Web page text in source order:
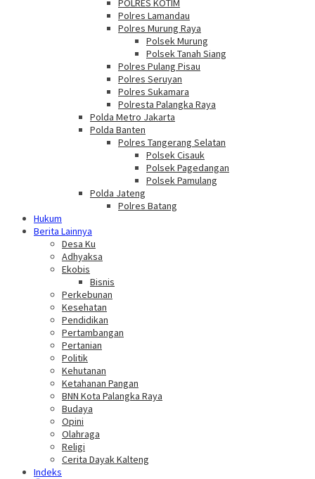
POLRES KOTIM
Polres Lamandau
Polres Murung Raya
Polsek Murung
Polsek Tanah Siang
Polres Pulang Pisau
Polres Seruyan
Polres Sukamara
Polresta Palangka Raya
Polda Metro Jakarta
Polda Banten
Polres Tangerang Selatan
Polsek Cisauk
Polsek Pagedangan
Polsek Pamulang
Polda Jateng
Polres Batang
Hukum
Berita Lainnya
Desa Ku
Adhyaksa
Ekobis
Bisnis
Perkebunan
Kesehatan
Pendidikan
Pertambangan
Pertanian
Politik
Kehutanan
Ketahanan Pangan
BNN Kota Palangka Raya
Budaya
Opini
Olahraga
Religi
Cerita Dayak Kalteng
Indeks